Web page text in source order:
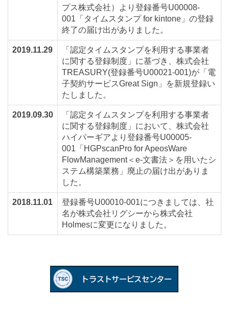
プス株式会社）より登録番号U00008-
001「タイムスタンプ for kintone」の登録
終了の届け出がありました。
2019.11.29
「認定タイムスタンプを利用する事業者
に関する登録制度」に基づき、株式会社
TREASURY(登録番号U00021-001)が「電
子契約サービスGreat Sign」を新規登録い
たしました。
2019.09.30
「認定タイムスタンプを利用する事業者
に関する登録制度」において、株式会社
ハイパーギアより登録番号U00005-
001「HGPscanPro for ApeosWare
FlowManagement＜e-文書法＞を用いたシ
ステム構築業務」廃止の届け出がありま
した。
2018.11.01
登録番号U00010-001につきましては、社
名が株式会社リグシーから株式会社
Holmesに変更になりました。